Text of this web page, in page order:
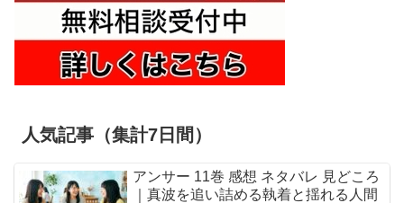
人気記事（集計7日間）
アンサー 11巻 感想 ネタバレ 見どころ
｜真波を追い詰める執着と揺れる人間